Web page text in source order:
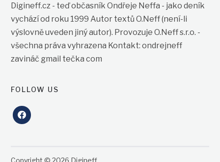
Digineff.cz - teď občasník Ondřeje Neffa - jako deník
vychází od roku 1999 Autor textů O.Neff (není-li
výslovně uveden jiný autor). Provozuje O.Neff s.r.o. -
všechna práva vyhrazena Kontakt: ondrejneff
zavináč gmail tečka com
FOLLOW US
facebook
Copyright © 2026 Digineff